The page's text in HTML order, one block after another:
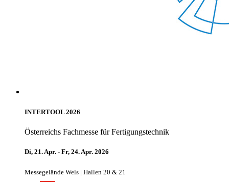
INTERTOOL 2026
Österreichs Fachmesse für Fertigungstechnik
Di, 21. Apr. - Fr, 24. Apr. 2026
Messegelände Wels | Hallen 20 & 21